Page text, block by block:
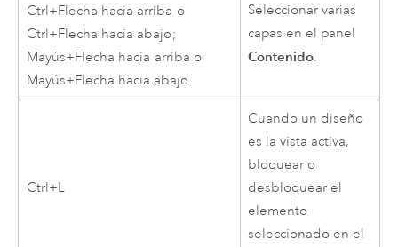
Ctrl+Flecha hacia arriba o
Ctrl+Flecha hacia abajo;
Mayús+Flecha hacia arriba o
Mayús+Flecha hacia abajo.
Seleccionar varias
capas en el panel
Contenido.
Ctrl+L
Cuando un diseño
es la vista activa,
bloquear o
desbloquear el
elemento
seleccionado en el